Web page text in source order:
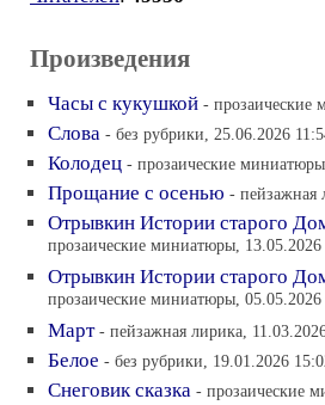
Произведения
Часы с кукушкой - прозаические
Слова - без рубрики, 25.06.2026
Колодец - прозаические
Прощание с осенью - пейзажная
Отрывкин Истории старого
прозаические миниатюры, 13.05.2026
Отрывкин Истории старого
прозаические миниатюры,
Март - пейзажная лирика,
Белое - без рубрики, 19.01.2026
Снеговик сказка - прозаические